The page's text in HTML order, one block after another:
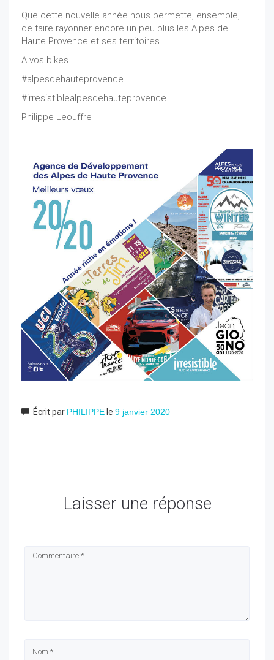
Que cette nouvelle année nous permette, ensemble,
de faire rayonner encore un peu plus les Alpes de
Haute Provence et ses territoires.
A vos bikes !
#alpesdehauteprovence
#irresistiblealpesdehauteprovence
Philippe Leouffre
Écrit par PHILIPPE le 9 janvier 2020
Laisser une réponse